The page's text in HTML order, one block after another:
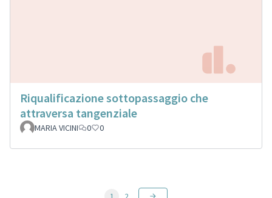
Riqualificazione sottopassaggio che
attraversa tangenziale
MARIA VICINI 0 0